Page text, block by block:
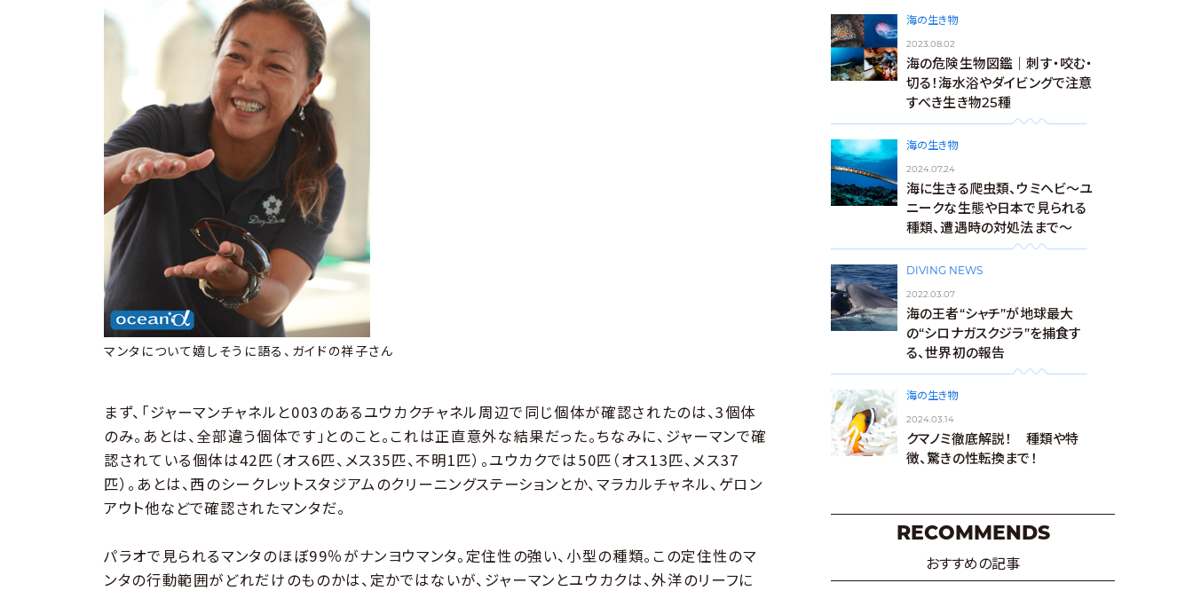
マンタについて嬉しそうに語る、ガイドの祥子さん
まず、「ジャーマンチャネルと003のあるユウカクチャネル周辺で同じ個体が確認されたのは、3個体
のみ。あとは、全部違う個体です」とのこと。これは正直意外な結果だった。ちなみに、ジャーマンで確
認されている個体は42匹（オス6匹、メス35匹、不明1匹）。ユウカクでは50匹（オス13匹、メス37
匹）。あとは、西のシークレットスタジアムのクリーニングステーションとか、マラカルチャネル、ゲロン
アウト他などで確認されたマンタだ。
パラオで見られるマンタのほぼ99％がナンヨウマンタ。定住性の強い、小型の種類。この定住性のマ
ンタの行動範囲がどれだけのものかは、定かではないが、ジャーマンとユウカクは、外洋のリーフに
海の生き物
2023.08.02
海の危険生物図鑑｜刺す・咬む・
切る！海水浴やダイビングで注意
すべき生き物25種
海の生き物
2024.07.24
海に生きる爬虫類、ウミヘビ～ユ
ニークな生態や日本で見られる
種類、遭遇時の対処法まで～
DIVING NEWS
2022.03.07
海の王者“シャチ”が地球最大
の“シロナガスクジラ”を捕食す
る、世界初の報告
海の生き物
2024.03.14
クマノミ徹底解説！ 種類や特
徴、驚きの性転換まで！
RECOMMENDS
おすすめの記事